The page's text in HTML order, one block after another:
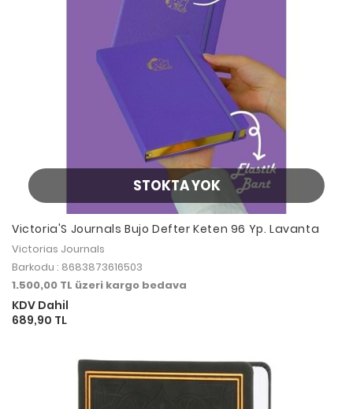
STOKTA YOK
Victoria'S Journals Bujo Defter Keten 96 Yp. Lavanta
Victorias Journals
Barkodu : 8683873616503
1.500,00 TL üzeri kargo bedava
KDV Dahil
689,90 TL